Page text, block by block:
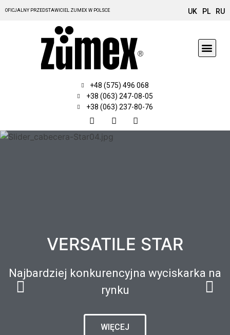
OFICJALNY PRZEDSTAWICIEL ZUMEX W POLSCE UK PL RU
+48 (575) 496 068
+38 (063) 247-08-05
+38 (063) 237-80-76
NEW SOUL